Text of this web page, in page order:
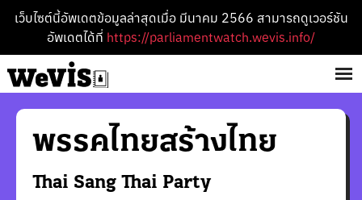
เว็บไซต์นี้อัพเดตข้อมูลล่าสุดเมื่อ มีนาคม 2566 สามารถดูเวอร์ชัน
อัพเดตได้ที่ https://parliamentwatch.wevis.info/
พรรคไทยสร้างไทย
Thai Sang Thai Party